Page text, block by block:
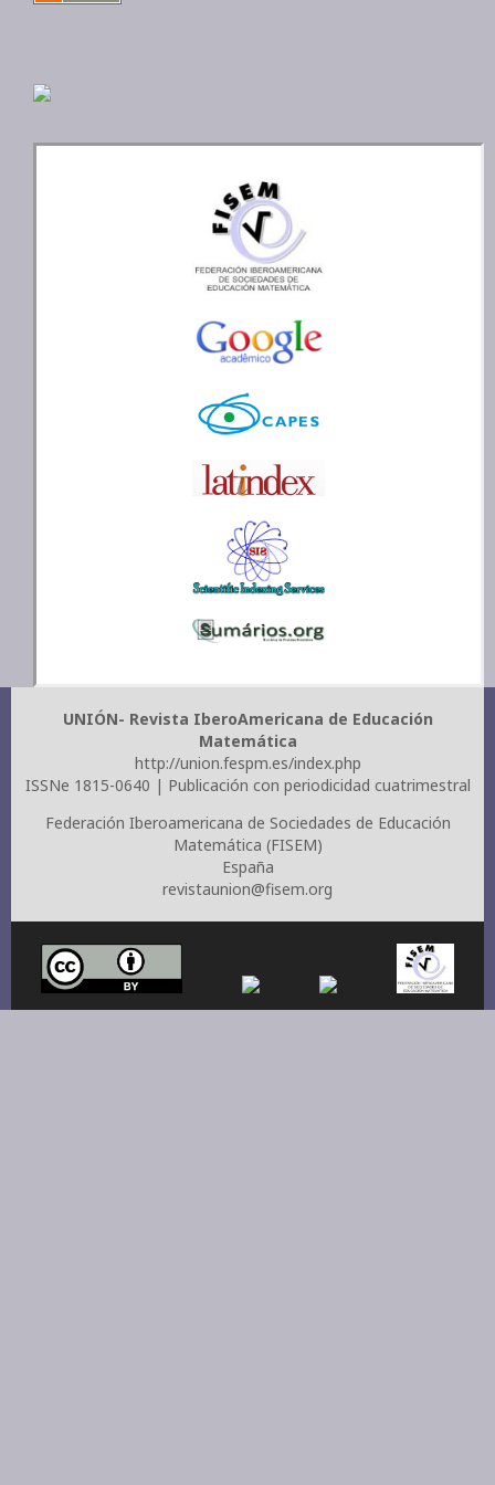
UNIÓN- Revista IberoAmericana de Educación
Matemática
http://union.fespm.es/index.php
ISSNe 1815-0640 | Publicación con periodicidad cuatrimestral
Federación Iberoamericana de Sociedades de Educación
Matemática (FISEM)
España
revistaunion@fisem.org